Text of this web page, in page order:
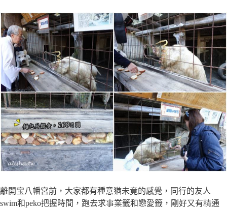
離開宝八幡宮前，大家都有種意猶未竟的感覺，同行的友人
swim和peko把握時間，跑去求事業籤和戀愛籤，剛好又有精通